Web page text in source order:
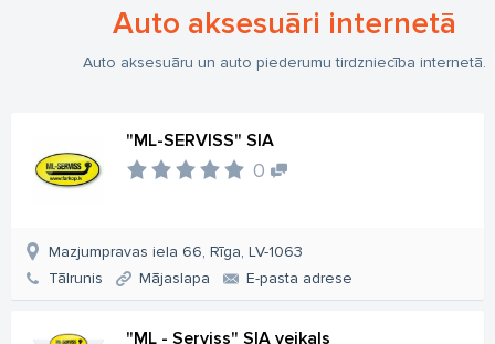
Auto aksesuāri internetā
Auto aksesuāru un auto piederumu tirdzniecība internetā.
"ML-SERVISS" SIA
0
Mazjumpravas iela 66, Rīga, LV-1063
Tālrunis
Mājaslapa E-pasta adrese
"ML - Serviss" SIA veikals